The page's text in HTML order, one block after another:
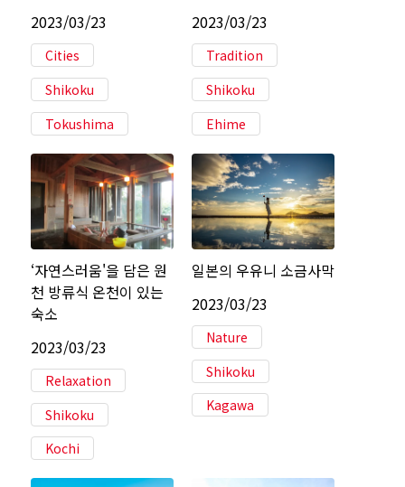
2023/03/23
Cities
Shikoku
Tokushima
2023/03/23
Tradition
Shikoku
Ehime
‘자연스러움'을 담은 원
천 방류식 온천이 있는
숙소
2023/03/23
Relaxation
Shikoku
Kochi
일본의 우유니 소금사막
2023/03/23
Nature
Shikoku
Kagawa